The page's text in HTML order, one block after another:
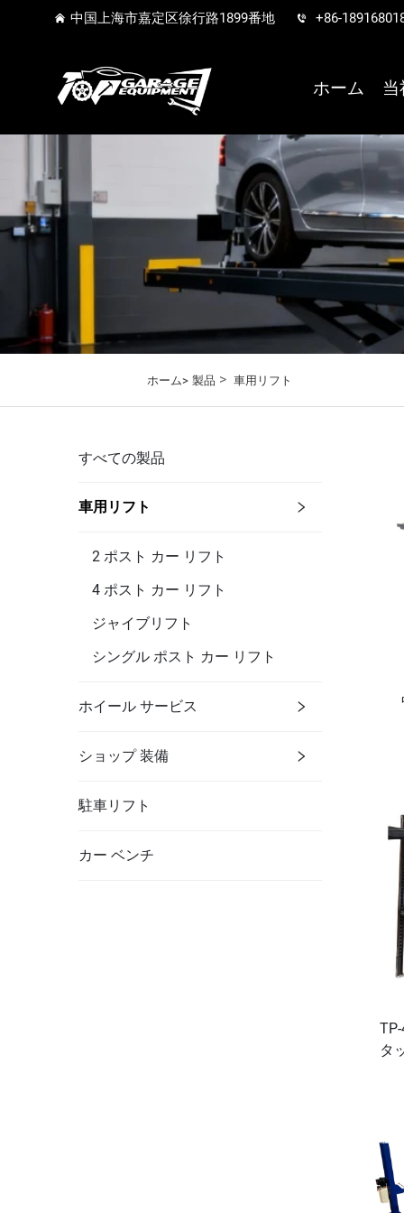
中国上海市嘉定区徐行路1899番地 +86-
ホーム 当
ホーム> 製品 > 車用リフト
すべての製品
車用リフト
2 ポスト カー リフト
4 ポスト カー リフト
ジャイブリフト
シングル ポスト カー リフト
ホイール サービス
ショップ 装備
駐車リフト
カー ベンチ
タ